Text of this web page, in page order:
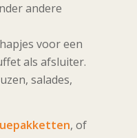
andere
voor een
als afsluiter.
salades,
, of